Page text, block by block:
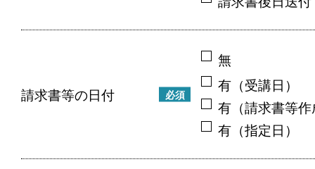
請求書等の日付 必須
無
有（受講日）
有（請求書等
有（指定日）